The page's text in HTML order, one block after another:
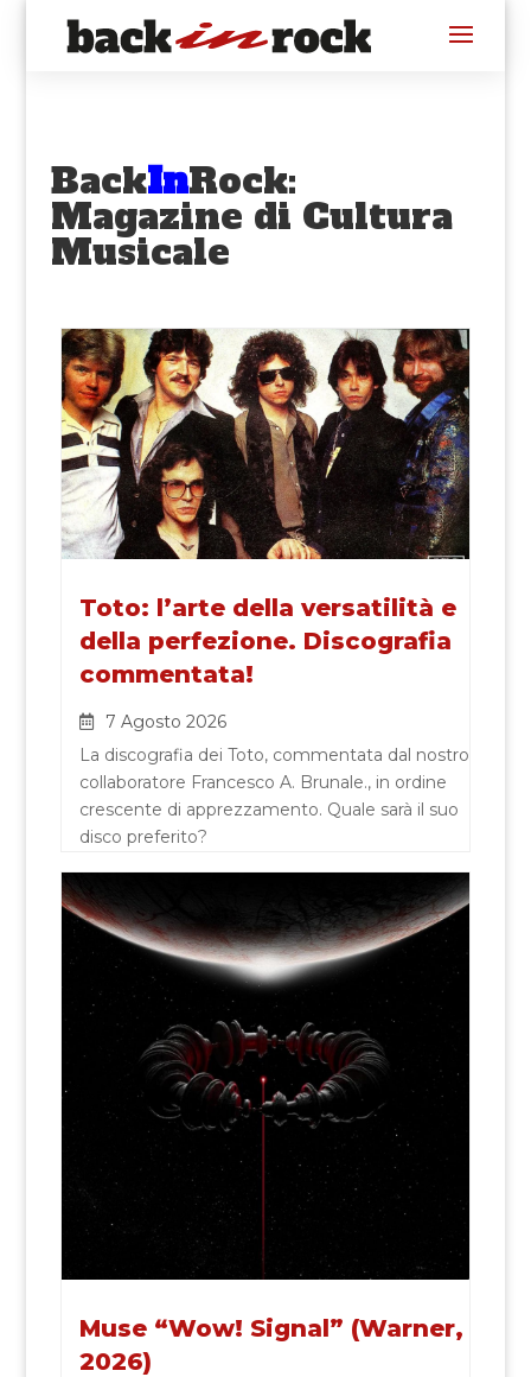
BackInRock:
Magazine di Cultura
Musicale
Toto: l’arte della versatilità e
della perfezione. Discografia
commentata!
7 Agosto 2026
La discografia dei Toto, commentata dal nostro
collaboratore Francesco A. Brunale., in ordine
crescente di apprezzamento. Quale sarà il suo
disco preferito?
Muse “Wow! Signal” (Warner,
2026)